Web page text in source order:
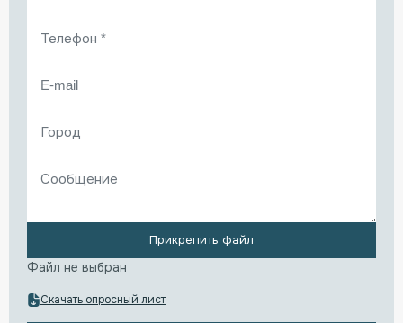
Прикрепить файл
Файл не выбран
Скачать опросный лист